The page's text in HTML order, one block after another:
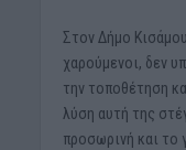
Στον Δήμο
χαρούμενοι, δεν
την τοποθέτηση
λύση αυτή της
προσωρινή και το